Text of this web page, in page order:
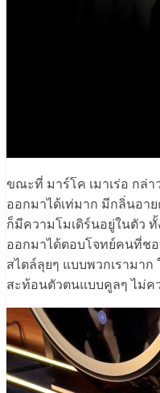
ขณะที่ มาร์โค เมาเร่อ กล่
ออกมาได้เท่มาก มีกลิ่นอาย
ก็มีความโมเดิร์นอยู่ในตัว
ออกมาได้ตอบโจทย์คนที่ช
สไตล์ลุยๆ แบบพวกเรามา
สะท้อนตัวตนแบบคูลๆ ไม่ค